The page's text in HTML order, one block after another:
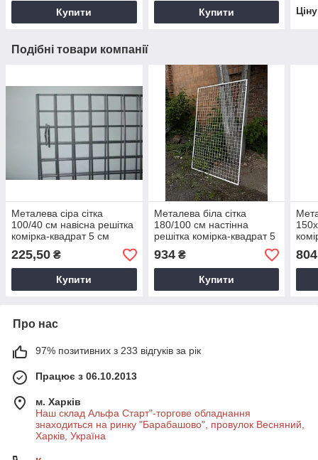
Купити Купити
Подібні товари компанії
Металева сіра сітка
100/40 см навісна решітка
комірка-квадрат 5 см
225,50 ₴
Купити
Металева біла сітка
180/100 см настінна
решітка комірка-квадрат 5
см у рамці без ніжок
934₴
Купити
804
Про нас
97% позитивних з 233 відгуків за рік
Працює з 06.10.2013
м. Харків
Наш склад Альфа Старт"-торгове обладнання
знаходиться на ринку "Барабашово", провулок Весняний,
Харків, Україна